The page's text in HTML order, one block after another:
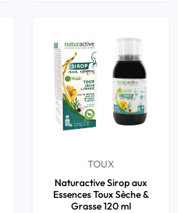
TOUX
Naturactive Sirop aux
Essences Toux Sèche &
Grasse 120 ml